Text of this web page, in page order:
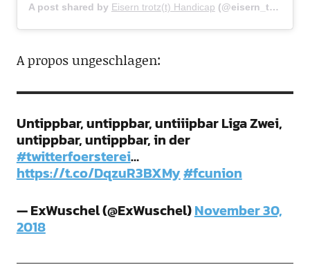
A post shared by Eisern trotz(t) Handicap (@eisern_trotz_handicap) on
A propos ungeschlagen:
Untippbar, untippbar, untiiipbar Liga Zwei,
untippbar, untippbar, in der
#twitterfoersterei…
https://t.co/DqzuR3BXMy#fcunion
— ExWuschel (@ExWuschel)November 30,
2018